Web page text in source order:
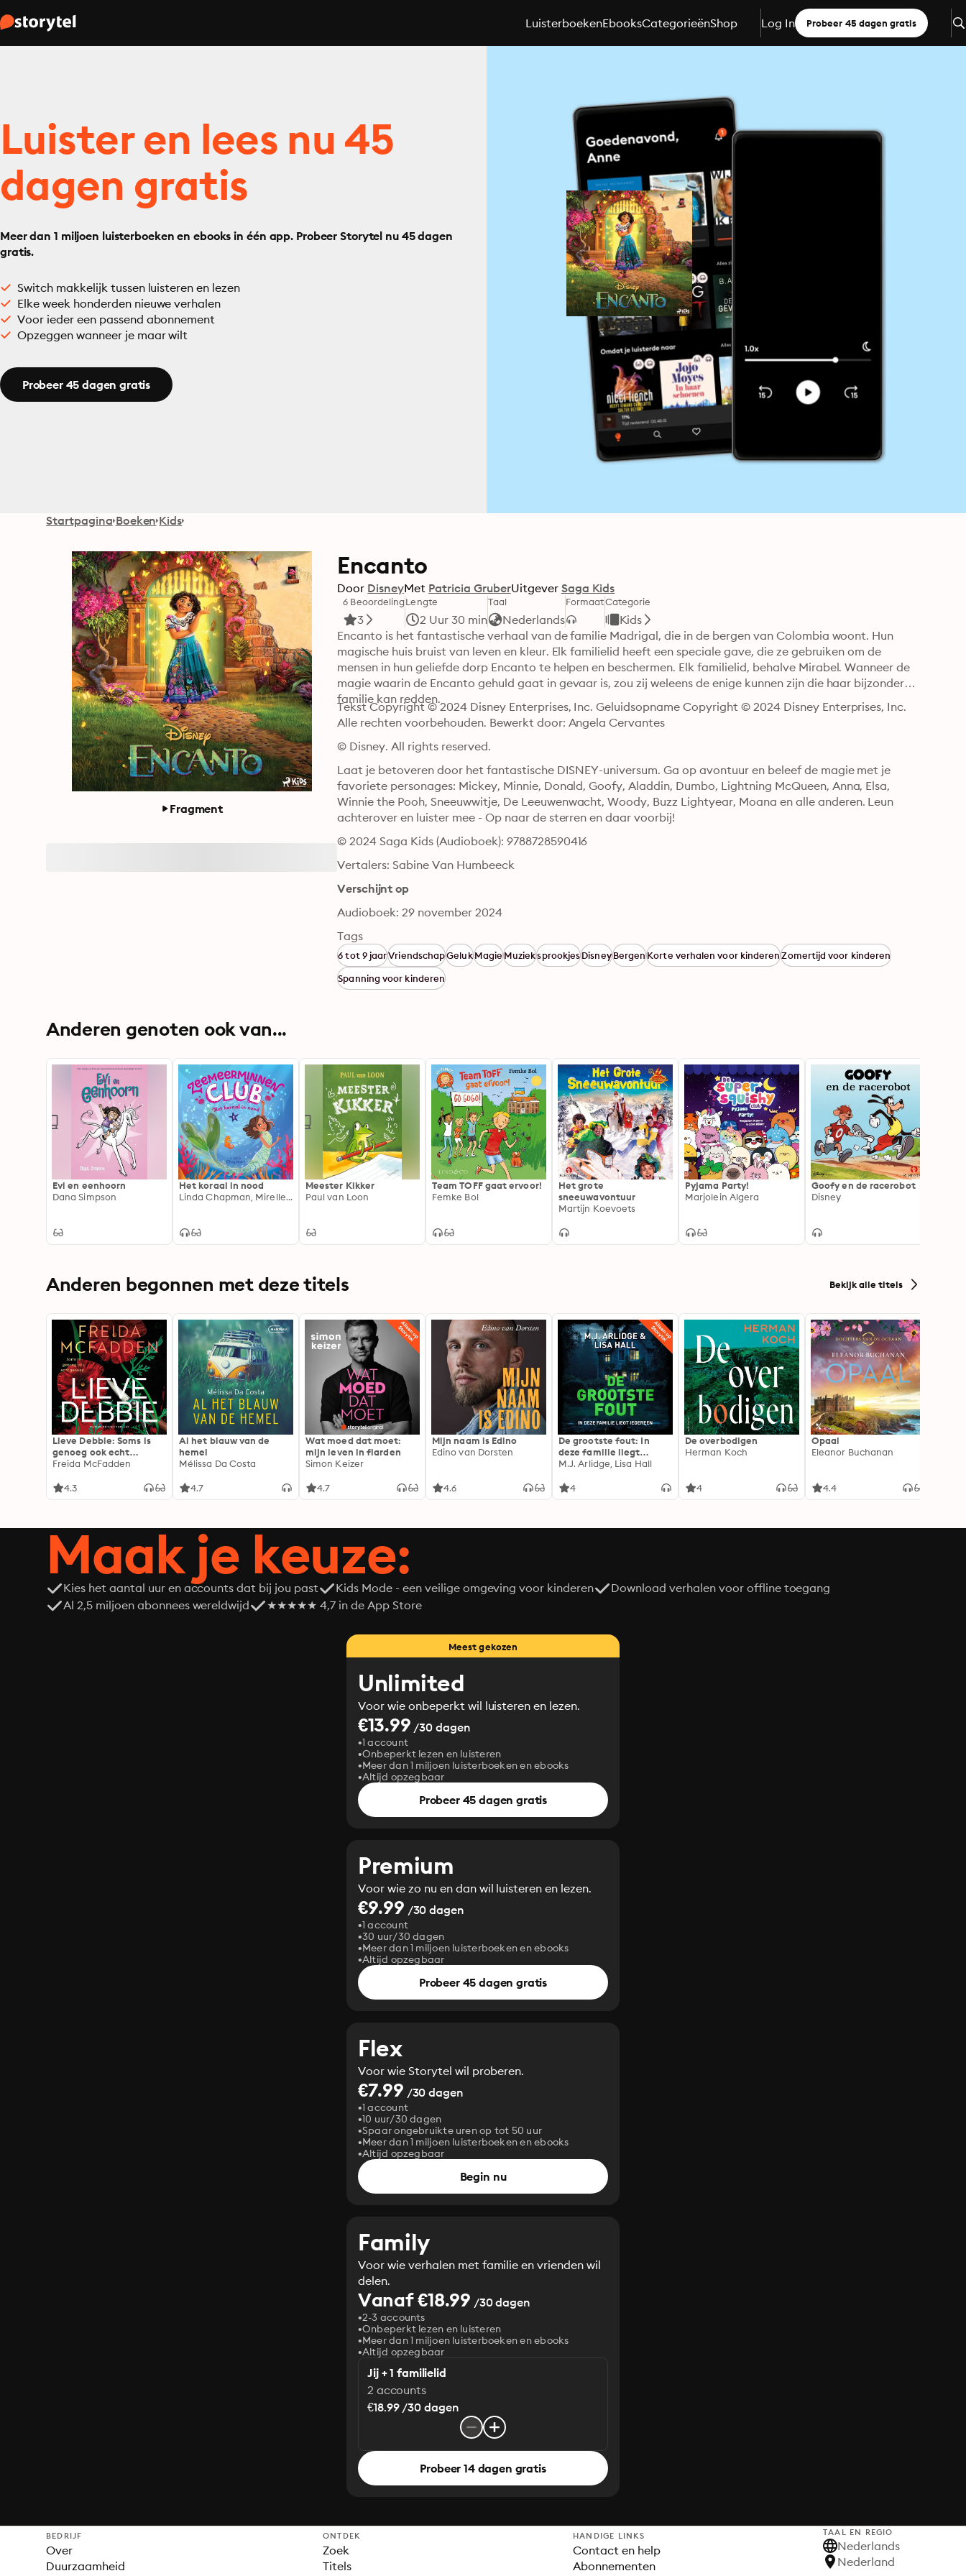
LuisterboekenEbooksCategorieënShop Log In Probeer 45 dagen gratis
Luister en lees nu 45
dagen gratis
Meer dan 1 miljoen luisterboeken en ebooks in één app. Probeer Storytel nu 45 dagen
gratis.
Switch makkelijk tussen luisteren en lezen
Elke week honderden nieuwe verhalen
Voor ieder een passend abonnement
Opzeggen wanneer je maar wilt
Probeer 45 dagen gratis
Startpagina Boeken Kids
Fragment
Encanto
Door DisneyMet Patricia GruberUitgever Saga Kids
6 Beoordeling
3
Lengte
2 Uur 30 min
Taal
Nederlands
FormaatCategorie
Kids
Encanto is het fantastische verhaal van de familie Madrigal, die in de bergen van Colombia woont. Hun
magische huis bruist van leven en kleur. Elk familielid heeft een speciale gave, die ze gebruiken om de
mensen in hun geliefde dorp Encanto te helpen en beschermen. Elk familielid, behalve Mirabel. Wanneer de
magie waarin de Encanto gehuld gaat in gevaar is, zou zij weleens de enige kunnen zijn die haar bijzondere
familie kan redden.
Tekst Copyright © 2024 Disney Enterprises, Inc. Geluidsopname Copyright © 2024 Disney Enterprises, Inc.
Alle rechten voorbehouden. Bewerkt door: Angela Cervantes
© Disney. All rights reserved.
Laat je betoveren door het fantastische DISNEY-universum. Ga op avontuur en beleef de magie met je
favoriete personages: Mickey, Minnie, Donald, Goofy, Aladdin, Dumbo, Lightning McQueen, Anna, Elsa,
Winnie the Pooh, Sneeuwwitje, De Leeuwenwacht, Woody, Buzz Lightyear, Moana en alle anderen. Leun
achterover en luister mee - Op naar de sterren en daar voorbij!
© 2024 Saga Kids (Audioboek): 9788728590416
Vertalers: Sabine Van Humbeeck
Verschijnt op
Audioboek: 29 november 2024
Tags
6 tot 9 jaarVriendschapGelukMagieMuzieksprookjesDisneyBergenKorte verhalen voor kinderenZomertijd voor kinderen
Spanning voor kinderen
Anderen genoten ook van...
Evi en eenhoorn
Dana Simpson
Het koraal in nood
Linda Chapman, Mirelle Ortega
Meester Kikker
Paul van Loon
Team TOFF gaat ervoor!
Femke Bol
Het grote
sneeuwavontuur
Martijn Koevoets
Pyjama Party!
Marjolein Algera
Goofy en de racerobot
Disney
Anderen begonnen met deze titels Bekijk alle titels
Lieve Debbie: Soms is
genoeg ook echt
genoeg...
Freida McFadden
4.3
Al het blauw van de
hemel
Mélissa Da Costa
4.7
Wat moed dat moet:
mijn leven in flarden
Simon Keizer
4.7
Mijn naam is Edino
Edino van Dorsten
4.6
De grootste fout: In
deze familie liegt
iedereen
M.J. Arlidge, Lisa Hall
4
De overbodigen
Herman Koch
4
Opaal
Eleanor Buchanan
4.4
Maak je keuze:
Kies het aantal uur en accounts dat bij jou past Kids Mode - een veilige omgeving voor kinderen
Download verhalen voor offline toegang
Al 2,5 miljoen abonnees wereldwijd
★★★★★ 4,7 in de App Store
Meest gekozen
Unlimited
Voor wie onbeperkt wil luisteren en lezen.
€13.99 /30 dagen
1 account
Onbeperkt lezen en luisteren
Meer dan 1 miljoen luisterboeken en ebooks
Altijd opzegbaar
Probeer 45 dagen gratis
Premium
Voor wie zo nu en dan wil luisteren en lezen.
€9.99 /30 dagen
1 account
30 uur/30 dagen
Meer dan 1 miljoen luisterboeken en ebooks
Altijd opzegbaar
Probeer 45 dagen gratis
Flex
Voor wie Storytel wil proberen.
€7.99 /30 dagen
1 account
10 uur/30 dagen
Spaar ongebruikte uren op tot 50 uur
Meer dan 1 miljoen luisterboeken en ebooks
Altijd opzegbaar
Begin nu
Family
Voor wie verhalen met familie en vrienden wil
delen.
Vanaf €18.99 /30 dagen
2-3 accounts
Onbeperkt lezen en luisteren
Meer dan 1 miljoen luisterboeken en ebooks
Altijd opzegbaar
Jij + 1 familielid
2 accounts
€18.99 /30 dagen
Probeer 14 dagen gratis
BEDRIJF
Over
Duurzaamheid
ONTDEK
Zoek
Titels
HANDIGE LINKS
Contact en help
Abonnementen
TAAL EN REGIO
Nederlands
Nederland